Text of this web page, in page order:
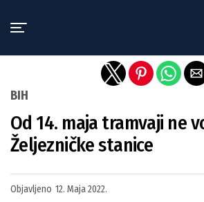
BIH
Od 14. maja tramvaji ne
Željezničke stanice
Objavljeno 12. Maja 2022.